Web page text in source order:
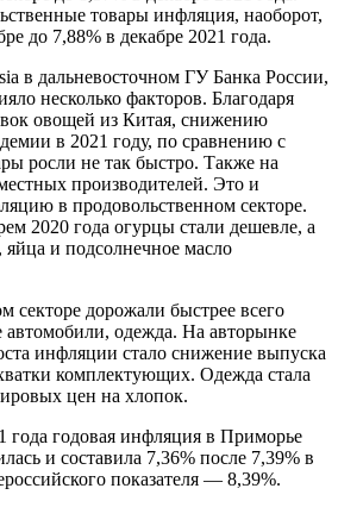
товары инфляция, наоборот,
до 7,88% в декабре 2021 года.
в дальневосточном ГУ Банка России,
несколько факторов. Благодаря
овощей из Китая, снижению
в 2021 году, по сравнению с
росли не так быстро. Также на
производителей. Это и
в продовольственном секторе.
2020 года огурцы стали дешевле, а
и подсолнечное масло
секторе дорожали быстрее всего
автомобили, одежда. На авторынке
инфляции стало снижение выпуска
комплектующих. Одежда стала
цен на хлопок.
года годовая инфляция в Приморье
и составила 7,36% после 7,39% в
показателя — 8,39%.